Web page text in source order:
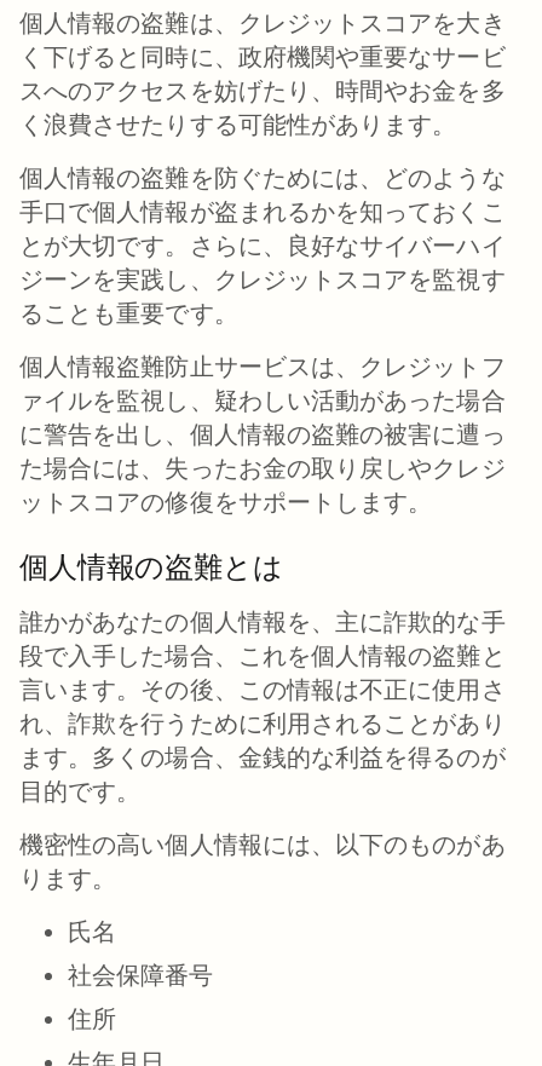
個人情報の盗難は、クレジットスコアを大き
く下げると同時に、政府機関や重要なサービ
スへのアクセスを妨げたり、時間やお金を多
く浪費させたりする可能性があります。
個人情報の盗難を防ぐためには、どのような
手口で個人情報が盗まれるかを知っておくこ
とが大切です。さらに、良好なサイバーハイ
ジーンを実践し、クレジットスコアを監視す
ることも重要です。
個人情報盗難防止サービスは、クレジットフ
ァイルを監視し、疑わしい活動があった場合
に警告を出し、個人情報の盗難の被害に遭っ
た場合には、失ったお金の取り戻しやクレジ
ットスコアの修復をサポートします。
個人情報の盗難とは
誰かがあなたの個人情報を、主に詐欺的な手
段で入手した場合、これを個人情報の盗難と
言います。その後、この情報は不正に使用さ
れ、詐欺を行うために利用されることがあり
ます。多くの場合、金銭的な利益を得るのが
目的です。
機密性の高い個人情報には、以下のものがあ
ります。
氏名
社会保障番号
住所